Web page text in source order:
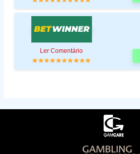
Ler Comentário